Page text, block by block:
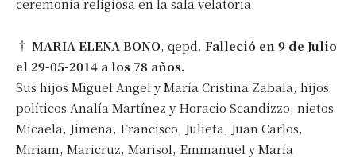
ceremonia religiosa en la sala velatoria.
† MARIA ELENA BONO, qepd. Falleció en 9 de Julio
el 29-05-2014 a los 78 años.
Sus hijos Miguel Angel y María Cristina Zabala, hijos
políticos Analía Martínez y Horacio Scandizzo, nietos
Micaela, Jimena, Francisco, Julieta, Juan Carlos,
Miriam, Maricruz, Marisol, Emmanuel y María